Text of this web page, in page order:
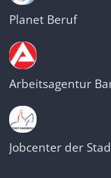
Planet Beruf
Arbeitsagentur
Jobcenter der